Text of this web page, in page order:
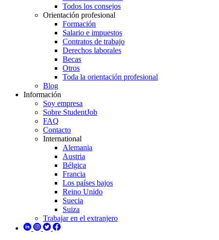
Todos los consejos
Orientación profesional
Formación
Salario e impuestos
Contratos de trabajo
Derechos laborales
Becas
Otros
Toda la orientación profesional
Blog
Información
Soy empresa
Sobre StudentJob
FAQ
Contacto
International
Alemania
Austria
Bélgica
Francia
Los países bajos
Reino Unido
Suecia
Suiza
Trabajar en el extranjero